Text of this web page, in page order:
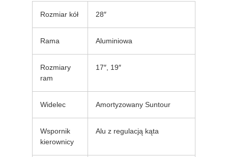
Rozmiar kół 28″
Rama Aluminiowa
Rozmiary
ram
17″, 19″
Widelec Amortyzowany Suntour
Wspornik
kierownicy
Alu z regulacją kąta